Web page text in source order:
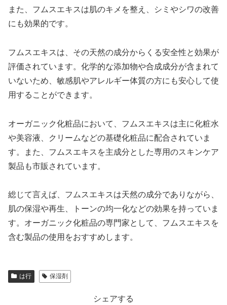
また、フムスエキスは肌のキメを整え、シミやシワの改善
にも効果的です。
フムスエキスは、その天然の成分からくる安全性と効果が
評価されています。化学的な添加物や合成成分が含まれて
いないため、敏感肌やアレルギー体質の方にも安心して使
用することができます。
オーガニック化粧品において、フムスエキスは主に化粧水
や美容液、クリームなどの基礎化粧品に配合されていま
す。また、フムスエキスを主成分とした専用のスキンケア
製品も市販されています。
総じて言えば、フムスエキスは天然の成分でありながら、
肌の保湿や再生、トーンの均一化などの効果を持っていま
す。オーガニック化粧品の専門家として、フムスエキスを
含む製品の使用をおすすめします。
は行 保湿剤
シェアする